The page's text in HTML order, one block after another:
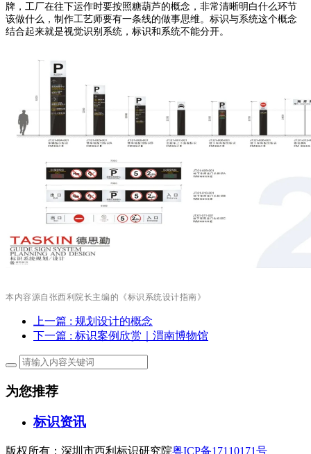
牌，工厂在往下运作时要按照糖葫芦的概念，非常清晰明白什么环节
该做什么，制作工艺师要有一条线的做事思维。标识与系统这个概念
结合起来就是视觉识别系统，标识和系统不能分开。
本内容源自张西利院长主编的《标识系统设计指南》
上一篇 : 规划设计的概念
下一篇 : 标识案例欣赏｜渭南博物馆
为您推荐
标识资讯
版权所有：深圳市西利标识研究院粤ICP备17110171号